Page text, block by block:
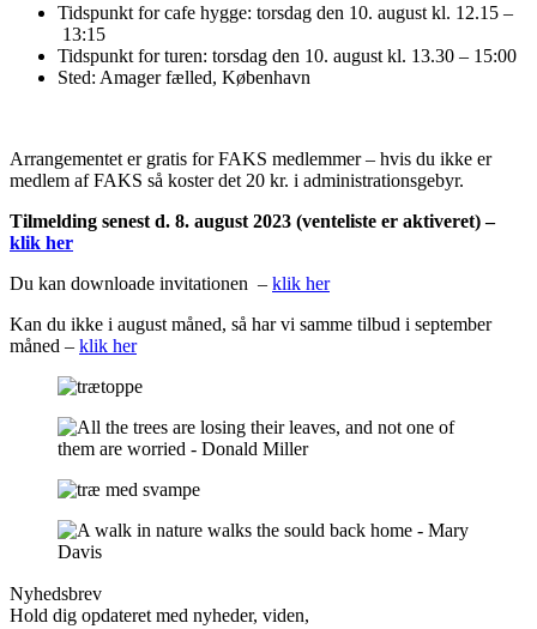
Tidspunkt for cafe hygge: torsdag den 10. august kl. 12.15 –
13:15
Tidspunkt for turen: torsdag den 10. august kl. 13.30 – 15:00
Sted: Amager fælled, København
Arrangementet er gratis for FAKS medlemmer – hvis du ikke er
medlem af FAKS så koster det 20 kr. i administrationsgebyr.
Tilmelding senest d. 8. august 2023 (venteliste er aktiveret) –
klik her
Du kan downloade invitationen – klik her
Kan du ikke i august måned, så har vi samme tilbud i september
måned – klik her
Nyhedsbrev
Hold dig opdateret med nyheder, viden,